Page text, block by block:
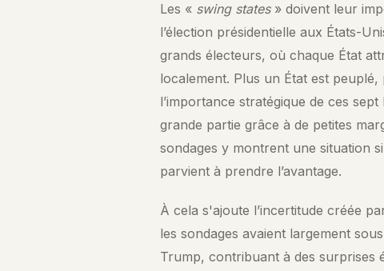
Les « swing states» doivent leur
l’élection présidentielle aux États-
grands électeurs, où chaque État
localement. Plus un État est peuplé,
l’importance stratégique de ces
grande partie grâce à de petites
sondages y montrent une situation
parvient à prendre l’avantage.
À cela s'ajoute l’incertitude créée
les sondages avaient largement
Trump, contribuant à des surprises